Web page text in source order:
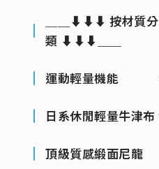
＿＿⬇⬇⬇ 按材質分
類 ⬇⬇⬇＿＿
運動輕量機能
日系休閒輕量牛津布
頂級質感緞面尼龍